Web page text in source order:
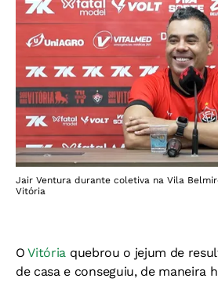
Jair Ventura durante coletiva na Vila
Vitória
OVitória quebrou o jejum de
de casa e conseguiu, de maneira